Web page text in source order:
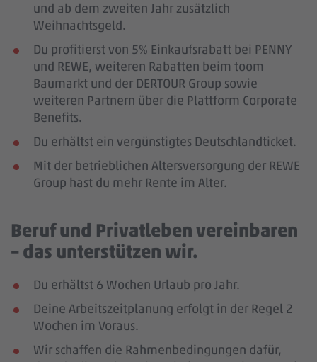
und ab dem zweiten Jahr zusätzlich
Weihnachtsgeld.
Du profitierst von 5% Einkaufsrabatt bei PENNY
und REWE, weiteren Rabatten beim toom
Baumarkt und der DERTOUR Group sowie
weiteren Partnern über die Plattform Corporate
Benefits.
Du erhältst ein vergünstigtes Deutschlandticket.
Mit der betrieblichen Altersversorgung der REWE
Group hast du mehr Rente im Alter.
Beruf und Privatleben vereinbaren
– das unterstützen wir.
Du erhältst 6 Wochen Urlaub pro Jahr.
Deine Arbeitszeitplanung erfolgt in der Regel 2
Wochen im Voraus.
Wir schaffen die Rahmenbedingungen dafür,